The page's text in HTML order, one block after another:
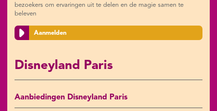
bezoekers om ervaringen uit te delen en de magie samen te
beleven
Aanmelden
Disneyland Paris
Aanbiedingen Disneyland Paris